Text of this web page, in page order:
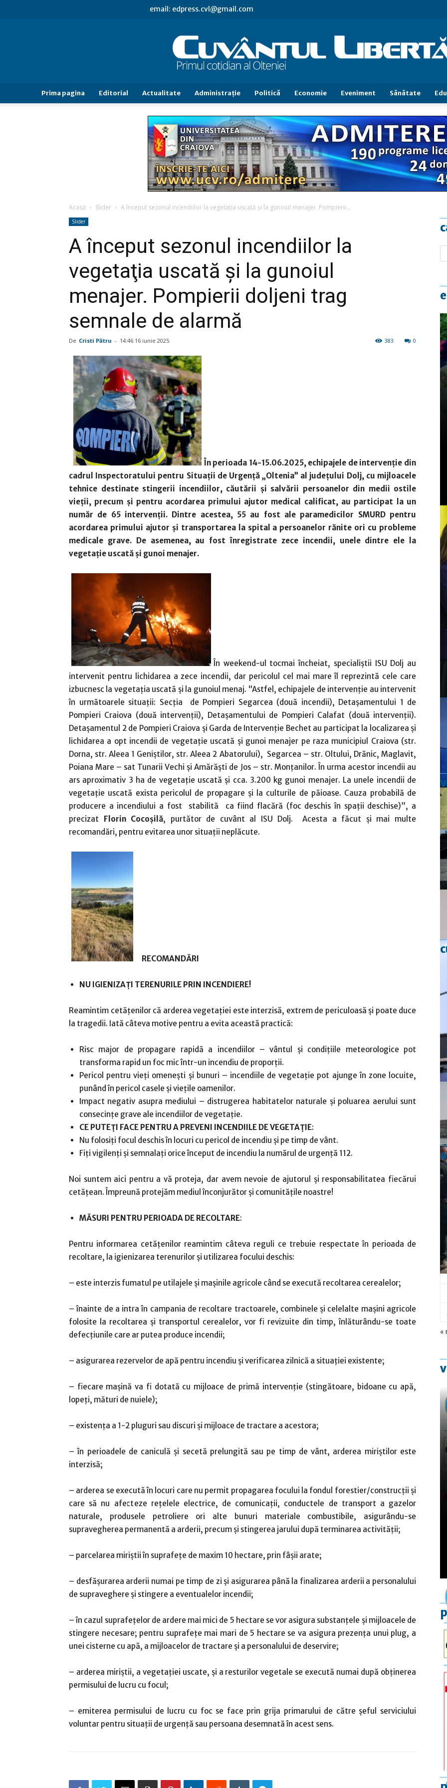
email: edpress.cvl@gmail.com
Cuvântul
Libertăţii
Prima pagina Editorial Actualitate Administraţie Politică Economie Eveniment Sănătate
Acasă Slider A început sezonul incendiilor la vegetaţia uscată şi la gunoiul menajer. Pompierii...
Slider
A început sezonul incendiilor la
vegetaţia uscată şi la gunoiul
menajer. Pompierii doljeni trag
semnale de alarmă
De Cristi Pătru - 14:46 16 iunie 2025 0
383
În perioada 14-15.06.2025, echipajele de intervenție din
cadrul Inspectoratului pentru Situații de Urgență „Oltenia” al județului Dolj, cu mijloacele
tehnice destinate stingerii incendiilor, căutării și salvării persoanelor din medii ostile
vieții, precum și pentru acordarea primului ajutor medical calificat, au participat la un
număr de 65 intervenții. Dintre acestea, 55 au fost ale paramedicilor SMURD pentru
acordarea primului ajutor și transportarea la spital a persoanelor rănite ori cu probleme
medicale grave. De asemenea, au fost înregistrate zece incendii, unele dintre ele la
vegetaţie uscată şi gunoi menajer.
În weekend-ul tocmai încheiat, specialiştii ISU Dolj au
intervenit pentru lichidarea a zece incendii, dar pericolul cel mai mare îl reprezintă cele care
izbucnesc la vegetaţia uscată şi la gunoiul menaj. “Astfel, echipajele de intervenție au intervenit
în următoarele situaţii: Secția de Pompieri Segarcea (două incendii), Detașamentului 1 de
Pompieri Craiova (două intervenții), Detașamentului de Pompieri Calafat (două intervenții).
Detașamentul 2 de Pompieri Craiova și Garda de Intervenție Bechet au participat la localizarea și
lichidarea a opt incendii de vegetaţie uscată și gunoi menajer pe raza municipiul Craiova (str.
Dorna, str. Aleea 1 Geniștilor, str. Aleea 2 Abatorului), Segarcea – str. Oltului, Drănic, Maglavit,
Poiana Mare – sat Tunarii Vechi și Amărăști de Jos – str. Monțanilor. În urma acestor incendii au
ars aproximativ 3 ha de vegetație uscată și cca. 3.200 kg gunoi menajer. La unele incendii de
vegetație uscată exista pericolul de propagare și la culturile de păioase. Cauza probabilă de
producere a incendiului a fost stabilită ca fiind flacără (foc deschis în spații deschise)”, a
precizat Florin Cocoşilă, purtător de cuvânt al ISU Dolj. Acesta a făcut şi mai multe
recomandări, pentru evitarea unor situaţii neplăcute.
RECOMANDĂRI
NU IGIENIZAȚI TERENURILE PRIN INCENDIERE!
Reamintim cetățenilor că arderea vegetației este interzisă, extrem de periculoasă și poate duce
la tragedii. Iată câteva motive pentru a evita această practică:
Risc major de propagare rapidă a incendiilor – vântul și condițiile meteorologice pot
transforma rapid un foc mic într-un incendiu de proporții.
Pericol pentru vieți omenești și bunuri – incendiile de vegetație pot ajunge în zone locuite,
punând în pericol casele și viețile oamenilor.
Impact negativ asupra mediului – distrugerea habitatelor naturale și poluarea aerului sunt
consecințe grave ale incendiilor de vegetație.
CE PUTEȚI FACE PENTRU A PREVENI INCENDIILE DE VEGETAȚIE:
Nu folosiți focul deschis în locuri cu pericol de incendiu și pe timp de vânt.
Fiți vigilenți și semnalați orice început de incendiu la numărul de urgență 112.
Noi suntem aici pentru a vă proteja, dar avem nevoie de ajutorul și responsabilitatea fiecărui
cetățean. Împreună protejăm mediul înconjurător și comunitățile noastre!
MĂSURI PENTRU PERIOADA DE RECOLTARE:
Pentru informarea cetăţenilor reamintim câteva reguli ce trebuie respectate în perioada de
recoltare, la igienizarea terenurilor şi utilizarea focului deschis:
– este interzis fumatul pe utilajele şi maşinile agricole când se execută recoltarea cerealelor;
– înainte de a intra în campania de recoltare tractoarele, combinele şi celelalte maşini agricole
folosite la recoltarea şi transportul cerealelor, vor fi revizuite din timp, înlăturându-se toate
defecţiunile care ar putea produce incendii;
– asigurarea rezervelor de apă pentru incendiu şi verificarea zilnică a situaţiei existente;
– fiecare maşină va fi dotată cu mijloace de primă intervenţie (stingătoare, bidoane cu apă,
lopeţi, mături de nuiele);
– existenţa a 1-2 pluguri sau discuri şi mijloace de tractare a acestora;
– în perioadele de caniculă şi secetă prelungită sau pe timp de vânt, arderea miriştilor este
interzisă;
– arderea se execută în locuri care nu permit propagarea focului la fondul forestier/construcţii şi
care să nu afecteze reţelele electrice, de comunicaţii, conductele de transport a gazelor
naturale, produsele petroliere ori alte bunuri materiale combustibile, asigurându-se
supravegherea permanentă a arderii, precum şi stingerea jarului după terminarea activităţii;
– parcelarea miriştii în suprafeţe de maxim 10 hectare, prin fâşii arate;
– desfăşurarea arderii numai pe timp de zi şi asigurarea până la finalizarea arderii a personalului
de supraveghere şi stingere a eventualelor incendii;
– în cazul suprafeţelor de ardere mai mici de 5 hectare se vor asigura substanţele şi mijloacele de
stingere necesare; pentru suprafeţe mai mari de 5 hectare se va asigura prezenţa unui plug, a
unei cisterne cu apă, a mijloacelor de tractare şi a personalului de deservire;
– arderea miriştii, a vegetaţiei uscate, şi a resturilor vegetale se execută numai după obţinerea
permisului de lucru cu focul;
– emiterea permisului de lucru cu foc se face prin grija primarului de către şeful serviciului
voluntar pentru situaţii de urgenţă sau persoana desemnată în acest sens.
«